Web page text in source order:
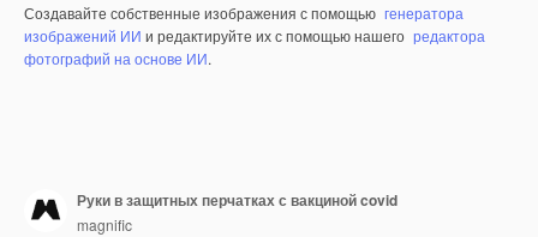
Создавайте собственные изображения с помощью генератора
изображений ИИ и редактируйте их с помощью нашего редактора
фотографий на основе ИИ.
Руки в защитных перчатках с вакциной covid
magnific